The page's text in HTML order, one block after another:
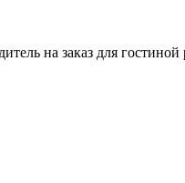
на заказ для